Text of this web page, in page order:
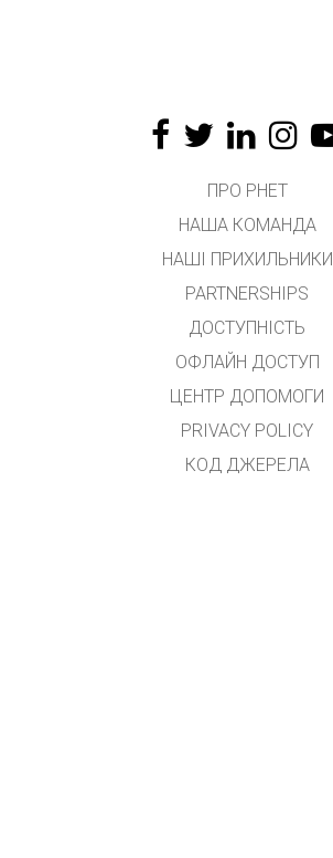
ПРО PHET
НАША КОМАНДА
НАШІ ПРИХИЛЬНИКИ
PARTNERSHIPS
ДОСТУПНІСТЬ
ОФЛАЙН ДОСТУП
ЦЕНТР ДОПОМОГИ
PRIVACY POLICY
КОД ДЖЕРЕЛА